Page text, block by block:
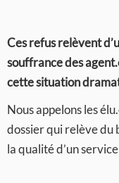
Ces refus relèvent
souffrance des
cette situation
Nous appelons les
dossier qui relève du
la qualité d’un